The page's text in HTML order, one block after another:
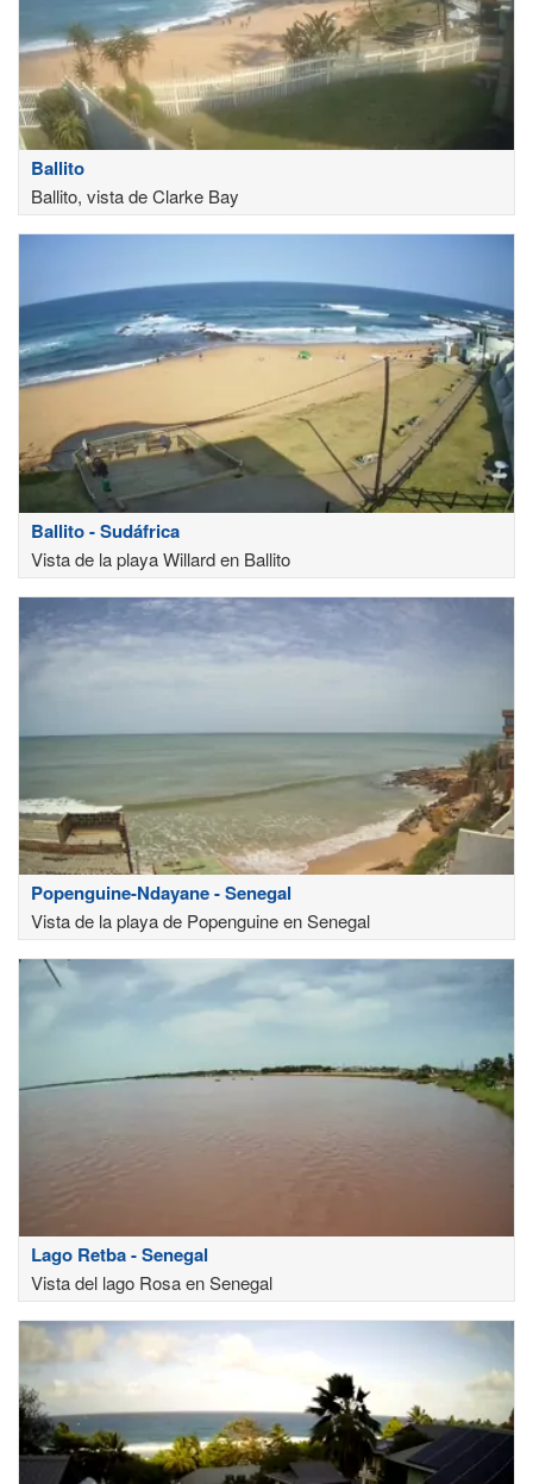
Ballito
Ballito, vista de Clarke Bay
Ballito - Sudáfrica
Vista de la playa Willard en Ballito
Popenguine-Ndayane - Senegal
Vista de la playa de Popenguine en Senegal
Lago Retba - Senegal
Vista del lago Rosa en Senegal